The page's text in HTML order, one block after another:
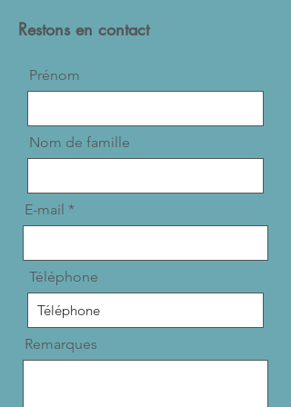
Restons en contact
Prénom
Nom de famille
E-mail
Téléphone
Remarques